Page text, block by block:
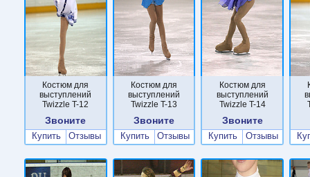
Костюм для
выступлений
Twizzle T-12
Звоните
Купить Отзывы
Костюм для
выступлений
Twizzle T-13
Звоните
Купить Отзывы
Костюм для
выступлений
Twizzle T-14
Звоните
Купить Отзывы